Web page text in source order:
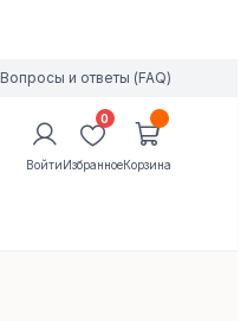
Вопросы и ответы (FAQ)
Войти
0
ИзбранноеКорзина